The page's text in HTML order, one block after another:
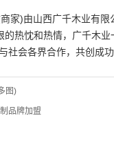
家)由山西广千木业有
的热忱和热情，广千木
社会各界合作，共创成
图)
品牌加盟